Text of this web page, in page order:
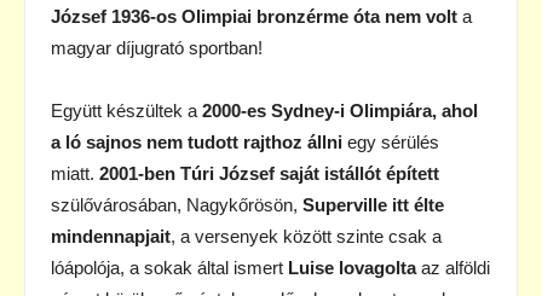
József 1936-os Olimpiai bronzérme óta nem volt a
magyar díjugrató sportban!
Együtt készültek a 2000-es Sydney-i Olimpiára, ahol
a ló sajnos nem tudott rajthoz állni egy sérülés
miatt. 2001-ben Túri József saját istállót épített
szülővárosában, Nagykőrösön, Superville itt élte
mindennapjait, a versenyek között szinte csak a
lóápolója, a sokak által ismert Luise lovagoltaaz alföldi